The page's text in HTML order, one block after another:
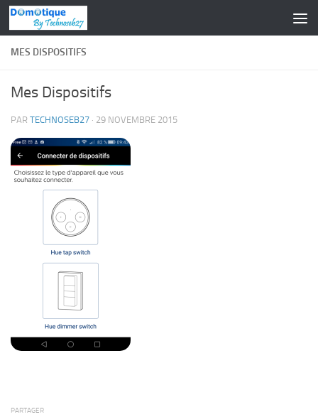
Skip to content
MES DISPOSITIFS
Mes Dispositifs
PAR TECHNOSEB27 · 29 NOVEMBRE 2015
PARTAGER